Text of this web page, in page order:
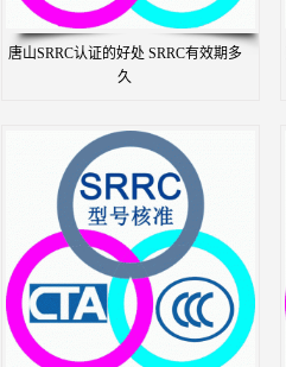
唐山SRRC认证的好处 SRRC有效期多
久